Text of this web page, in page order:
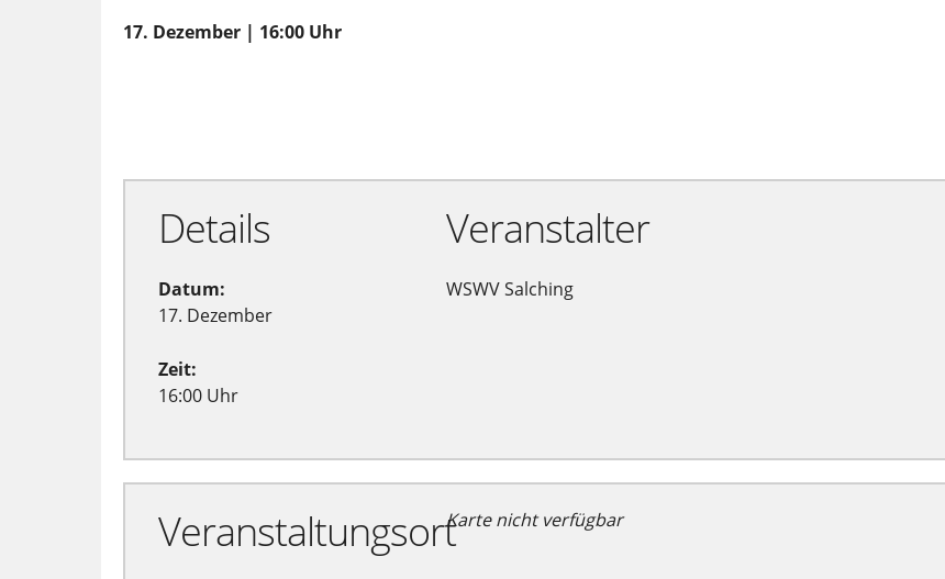
17. Dezember | 16:00 Uhr
Details
Datum:
17. Dezember
Zeit:
16:00 Uhr
Veranstalter
WSWV Salching
VeranstaltungsortKarte nicht verfügbar